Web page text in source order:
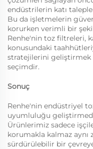
endüstrilerin katı
Bu da işletmelerin
korurken verimli bir
Renhe'nin toz filtreleri,
konusundaki
stratejilerini
seçimdir.
Sonuç
Renhe'nin endüstriyel
uyumluluğu
Ürünlerimiz sadece
korumakla kalmaz aynı
sürdürülebilir bir